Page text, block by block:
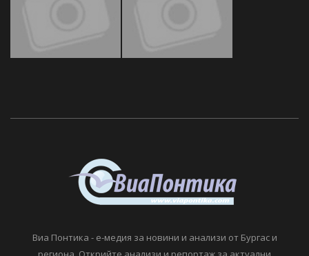
Виа Понтика - е-медия за новини и анализи от Бургас и